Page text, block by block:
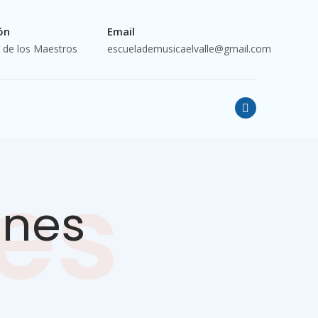
de los Maestros
Email
escuelademusicaelvalle@gmail.com